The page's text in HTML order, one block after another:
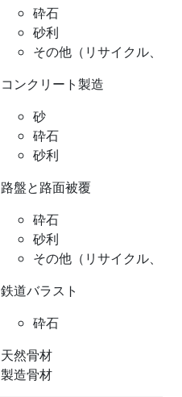
砕石
砂利
その他（リサイクル、ス
コンクリート製造
砂
砕石
砂利
路盤と路面被覆
砕石
砂利
その他（リサイクル、ス
鉄道バラスト
砕石
天然骨材
製造骨材